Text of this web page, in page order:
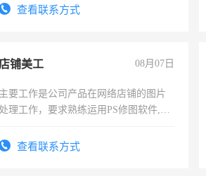
查看联系方式
店铺美工 08月07日
主要工作是公司产品在网络店铺的图片
处理工作，要求熟练运用PS修图软件,工
查看联系方式